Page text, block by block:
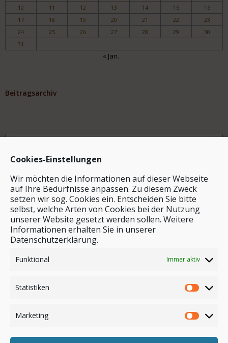
Cookies-Einstellungen
Wir möchten die Informationen auf dieser Webseite
auf Ihre Bedürfnisse anpassen. Zu diesem Zweck
setzen wir sog. Cookies ein. Entscheiden Sie bitte
selbst, welche Arten von Cookies bei der Nutzung
unserer Website gesetzt werden sollen. Weitere
Informationen erhalten Sie in unserer
Datenschutzerklärung.
Funktional Immer aktiv
Statistiken
Marketing
10
11 12 13 14 15
16
17
18 19 20 21 22
23
24
25 26 27 28 29
30
31
« Jan.
Beitragsarchiv
Archiv
Stichwortsuche